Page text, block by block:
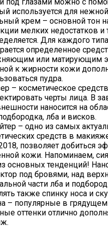
используется для
крем – основной тон
мелких недостатков и
Для каждого
определенное
или матирующим
к жирности кожи
пудра.
– косметическое
черты лица. В
наносится на
лба и висков.
– одно из самых
средств в
позволяет добиться
кожи. Напоминаем,
основных тенденций!
под бровями, над
части лба и
также спинку носа и
– популярные в
оттенки отлично